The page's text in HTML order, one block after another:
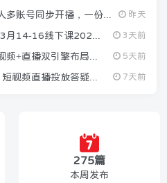
昨天
3天前
5天前
7天前
275篇
本周发布